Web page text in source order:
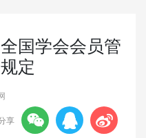
国学会会员管
定
享   